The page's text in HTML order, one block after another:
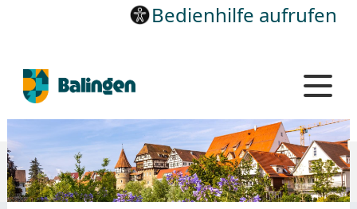
Bedienhilfe aufrufen